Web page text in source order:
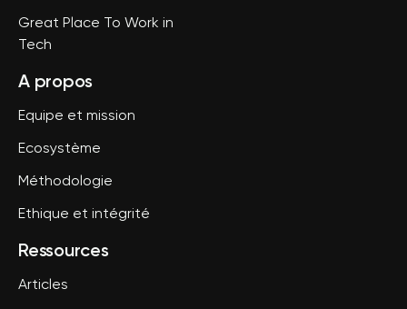
Great Place To Work in
Tech
A propos
Equipe et mission
Ecosystème
Méthodologie
Ethique et intégrité
Ressources
Articles